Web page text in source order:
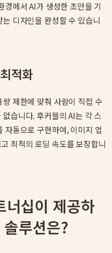
경에서 AI가 생성한 초안을 기
디자인을 완성할 수 있습니
적화
제한에 맞춰 사람이 직접 수
습니다. 후커블의 AI는 각 스
자동으로 구현하여, 이미지 업
최적의 로딩 속도를 보장합니
너십이 제공하
루션은?